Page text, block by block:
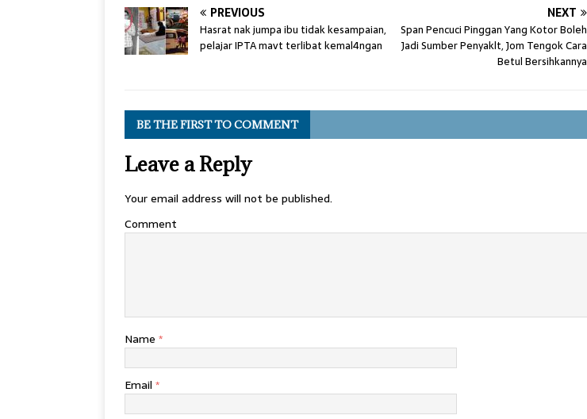
PREVIOUS
Hasrat nak jumpa ibu tidak kesampaian,
pelajar IPTA mavt terlibat kemal4ngan
NEXT
Span Pencuci Pinggan Yang Kotor Boleh
Jadi Sumber Penyaklt, Jom Tengok Cara
Betul Bersihkannya
BE THE FIRST TO COMMENT
Leave a Reply
Your email address will not be published.
Comment
Name *
Email *